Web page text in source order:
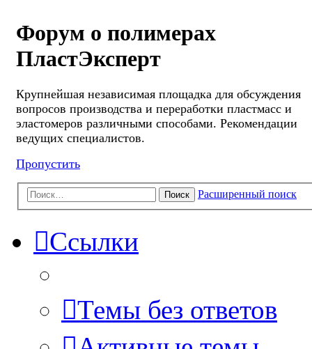
Форум о полимерах
ПластЭксперт
Крупнейшая независимая площадка для обсуждения
вопросов производства и переработки пластмасс и
эластомеров различными способами. Рекомендации
ведущих специалистов.
Пропустить
Поиск Расширенный поиск
Ссылки
Темы без ответов